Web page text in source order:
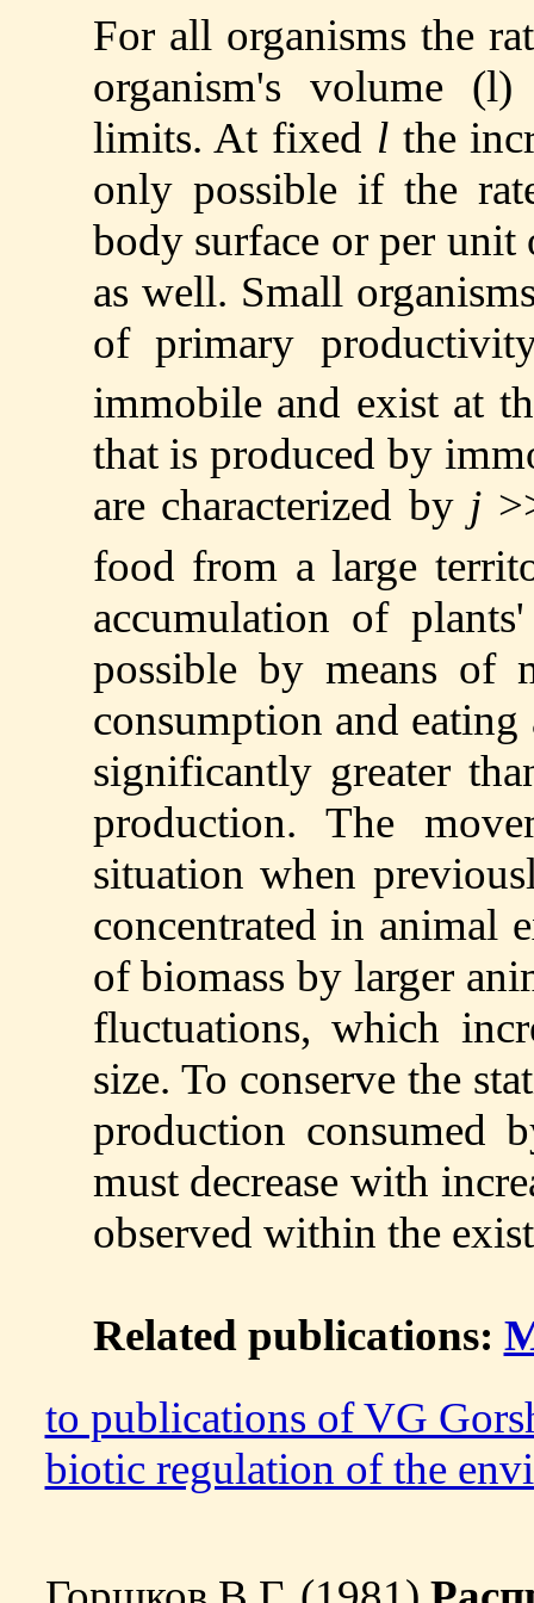
For all organisms the
organism's volume (l)
limits. At fixed lthe
only possible if the
body surface or per unit
as well. Small
of primary
immobile and exist at
that is produced by
are characterized by j
food from a large
accumulation of
possible by means of
consumption and eating
significantly greater
production. The
situation when
concentrated in animal
of biomass by larger
fluctuations, which
size. To conserve the
production consumed
must decrease with
observed within the
Related publications:
to publications of VG
biotic regulation of the